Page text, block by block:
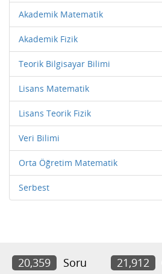
Akademik Matematik
Akademik Fizik
Teorik Bilgisayar Bilimi
Lisans Matematik
Lisans Teorik Fizik
Veri Bilimi
Orta Öğretim Matematik
Serbest
20,359 Soru 21,912